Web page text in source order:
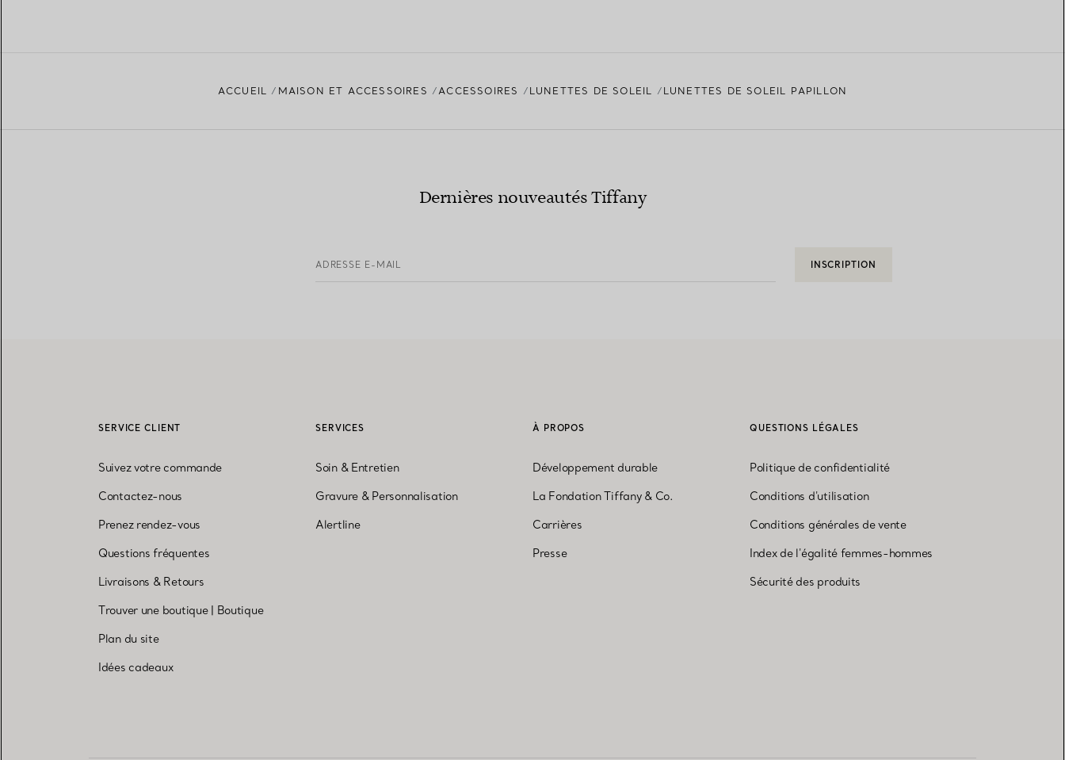
ACCUEIL MAISON ET ACCESSOIRES ACCESSOIRES LUNETTES DE SOLEIL LUNETTES DE SOLEIL PAPILLON
Dernières nouveautés Tiffany
ADRESSE E-MAIL INSCRIPTION
SERVICE CLIENT
Suivez votre commande
Contactez-nous
Prenez rendez-vous
Questions fréquentes
Livraisons & Retours
Trouver une boutique|
Boutique
Plan du site
Idées cadeaux
SERVICES
Soin & Entretien
Gravure & Personnalisation
Alertline
À PROPOS
Développement durable
La Fondation Tiffany & Co.
Carrières
Presse
QUESTIONS LÉGALES
Politique de confidentialité
Conditions d'utilisation
Conditions générales de vente
Index de l'égalité femmes-hommes
Sécurité des produits